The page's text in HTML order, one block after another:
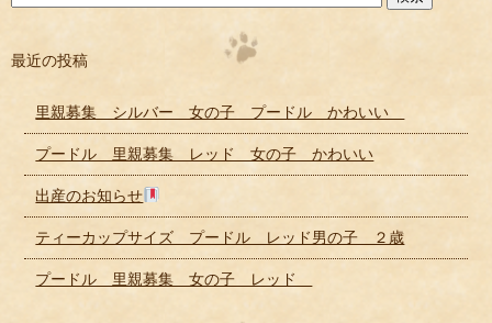
最近の投稿
里親募集 シルバー 女の子 プードル かわいい
プードル 里親募集 レッド 女の子 かわいい
出産のお知らせ
ティーカップサイズ プードル レッド男の子 ２歳
プードル 里親募集 女の子 レッド